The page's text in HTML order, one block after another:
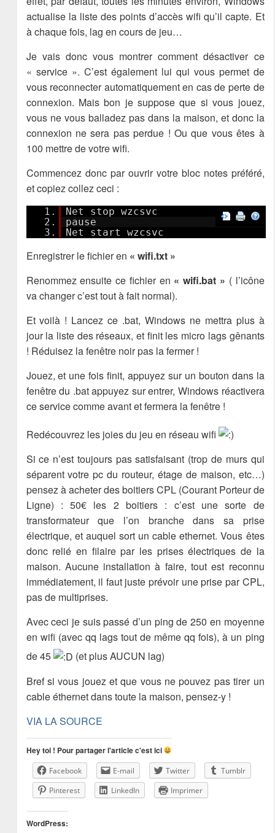
actualise la liste des points d’accès wifi qu’il capte. Et
à chaque fois, lag en cours de jeu…
Je vais donc vous montrer comment désactiver ce
« service ». C’est également lui qui vous permet de
vous reconnecter automatiquement en cas de perte de
connexion. Mais bon je suppose que si vous jouez,
vous ne vous balladez pas dans la maison, et donc la
connexion ne sera pas perdue ! Ou que vous êtes à
100 mettre de votre wifi.
Commencez donc par ouvrir votre bloc notes préféré,
et copiez collez ceci :
1.
Net stop wzcsvc
2.
pause
3.
Net start wzcsvc
Enregistrer le fichier en « wifi.txt »
Renommez ensuite ce fichier en « wifi.bat » ( l’icône
va changer c’est tout à fait normal).
Et voilà ! Lancez ce .bat, Windows ne mettra plus à
jour la liste des réseaux, et finit les micro lags gênants
! Réduisez la fenêtre noir pas la fermer !
Jouez, et une fois finit, appuyez sur un bouton dans la
fenêtre du .bat appuyez sur entrer, Windows réactivera
ce service comme avant et fermera la fenêtre !
Redécouvrez les joies du jeu en réseau wifi
Si ce n’est toujours pas satisfaisant (trop de murs qui
séparent votre pc du routeur, étage de maison, etc…)
pensez à acheter des boitiers CPL (Courant Porteur de
Ligne) : 50€ les 2 boitiers : c’est une sorte de
transformateur que l’on branche dans sa prise
électrique, et auquel sort un cable ethernet. Vous êtes
donc relié en filaire par les prises électriques de la
maison. Aucune installation à faire, tout est reconnu
immédiatement, il faut juste prévoir une prise par CPL,
pas de multiprises.
Avec ceci je suis passé d’un ping de 250 en moyenne
en wifi (avec qq lags tout de même qq fois), à un ping
de 45
(et plus AUCUN lag)
Bref si vous jouez et que vous ne pouvez pas tirer un
cable éthernet dans toute la maison, pensez-y !
VIA LA SOURCE
Hey toi ! Pour partager l'article c'est ici
Facebook E-mail Twitter
Tumblr
Pinterest
LinkedIn Imprimer
WordPress: